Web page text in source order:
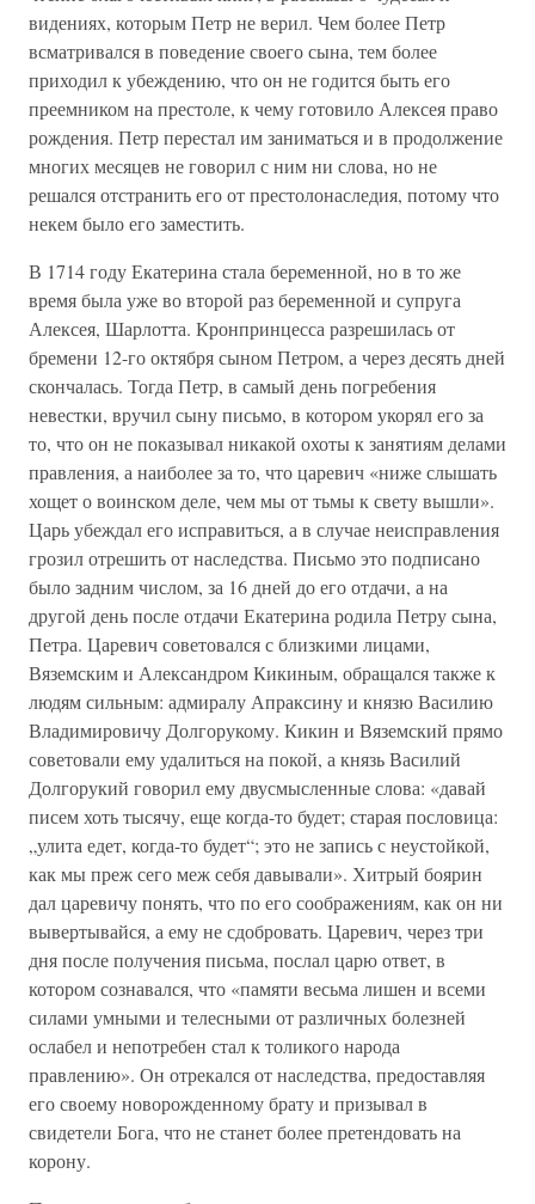
видениях, которым Петр не верил. Чем более Петр
всматривался в поведение своего сына, тем более
приходил к убеждению, что он не годится быть его
преемником на престоле, к чему готовило Алексея право
рождения. Петр перестал им заниматься и в продолжение
многих месяцев не говорил с ним ни слова, но не
решался отстранить его от престолонаследия, потому что
некем было его заместить.
В 1714 году Екатерина стала беременной, но в то же
время была уже во второй раз беременной и супруга
Алексея, Шарлотта. Кронпринцесса разрешилась от
бремени 12-го октября сыном Петром, а через десять дней
скончалась. Тогда Петр, в самый день погребения
невестки, вручил сыну письмо, в котором укорял его за
то, что он не показывал никакой охоты к занятиям делами
правления, а наиболее за то, что царевич «ниже слышать
хощет о воинском деле, чем мы от тьмы к свету вышли».
Царь убеждал его исправиться, а в случае неисправления
грозил отрешить от наследства. Письмо это подписано
было задним числом, за 16 дней до его отдачи, а на
другой день после отдачи Екатерина родила Петру сына,
Петра. Царевич советовался с близкими лицами,
Вяземским и Александром Кикиным, обращался также к
людям сильным: адмиралу Апраксину и князю Василию
Владимировичу Долгорукому. Кикин и Вяземский прямо
советовали ему удалиться на покой, а князь Василий
Долгорукий говорил ему двусмысленные слова: «давай
писем хоть тысячу, еще когда-то будет; старая пословица:
„улита едет, когда-то будет“; это не запись с неустойкой,
как мы преж сего меж себя давывали». Хитрый боярин
дал царевичу понять, что по его соображениям, как он ни
вывертывайся, а ему не сдобровать. Царевич, через три
дня после получения письма, послал царю ответ, в
котором сознавался, что «памяти весьма лишен и всеми
силами умными и телесными от различных болезней
ослабел и непотребен стал к толикого народа
правлению». Он отрекался от наследства, предоставляя
его своему новорожденному брату и призывал в
свидетели Бога, что не станет более претендовать на
корону.